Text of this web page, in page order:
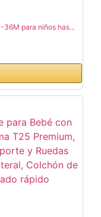
36M para niños has...